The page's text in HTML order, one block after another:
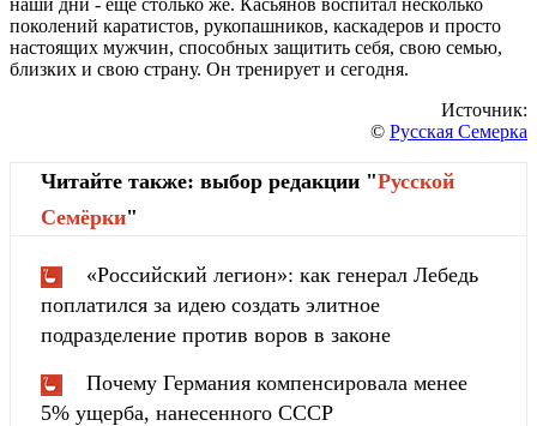
поколений каратистов, рукопашников, каскадеров и просто
настоящих мужчин, способных защитить себя, свою семью,
близких и свою страну. Он тренирует и сегодня.
Источник:
© Русская Семерка
Читайте также: выбор редакции "Русской
Cемёрки"
«Российский легион»: как генерал Лебедь
поплатился за идею создать элитное
подразделение против воров в законе
Почему Германия компенсировала менее
5% ущерба, нанесенного СССР